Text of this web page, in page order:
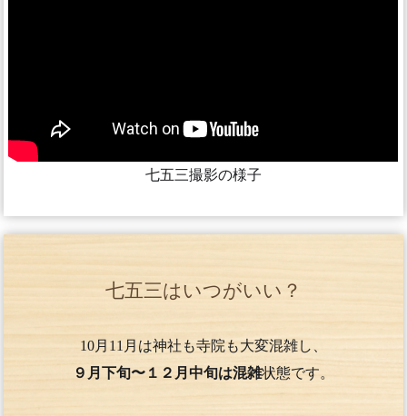
七五三撮影の様子
七五三はいつがいい？
10月11月は神社も寺院も大変混雑し、
９月下旬〜１２月中旬は混雑状態です。